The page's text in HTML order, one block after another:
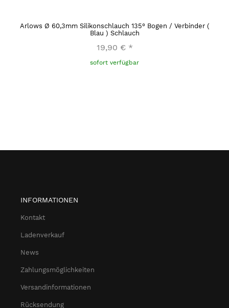
Arlows Ø 60,3mm Silikonschlauch 135° Bogen / Verbinder (
Blau ) Schlauch
19,90 € *
sofort verfügbar
INFORMATIONEN
Kontakt
Ladenverkauf
News
Zahlungsmöglichkeiten
Versandinformationen
Rücksendung